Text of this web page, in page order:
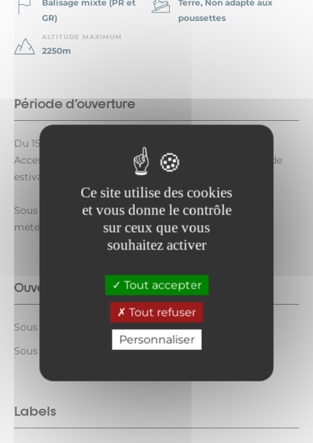
Ce site utilise des cookies
et vous donne le contrôle
sur ceux que vous
souhaitez activer
Tout accepter
Tout refuser
Personnaliser
Balisage mixte (PR et
GR)
Terre, Non adapté aux
poussettes
ALTITUDE MAXIMUM
2250m
Période d'ouverture
Du 15/05 au 15/10 tous les jours.
Accessibilité par les remontées mécaniques en période
estivale.
Sous réserve de conditions d'enneigement et
météorologiques favorables.
Ouverture complémentaire
Sous réserve de conditions météo favorables
Sous réserve de conditions d'enneigement
Labels